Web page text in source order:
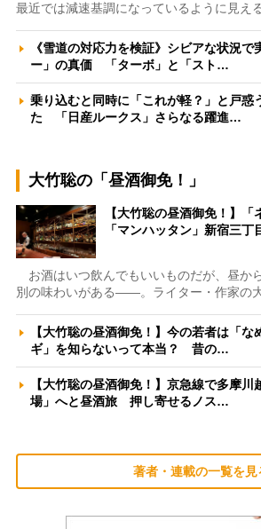
最近では減速基調になっているように見え
《雪道の対応力を検証》シビアな状況で
ー」の真価 「ターボ」と「スト…
乗り込むと同時に「これが軽？」と戸惑
た 「日産ルークス」さらなる躍進…
大竹聡の「昼酒御免！」
【大竹聡の昼酒御免！】「
「マンハッタン」新宿三
お酒はいつ飲んでもいいものだが、昼か
別の味わいがある――。ライター・作家の
【大竹聡の昼酒御免！】今の若者は「な
ギ」を知らないって本当？ 昔の…
【大竹聡の昼酒御免！】京急線で多摩
場」へと昼酒旅 押し寄せるノス…
著者・連載の一覧を見